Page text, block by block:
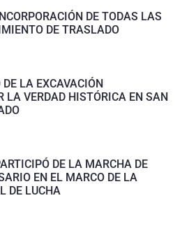
DE TODAS LAS
DE TRASLADO
LA EXCAVACIÓN
LA VERDAD HISTÓRICA EN SAN
DE LA MARCHA DE
EN EL MARCO DE LA
DE LUCHA